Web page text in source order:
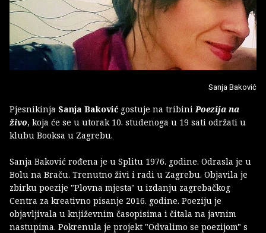
Sanja Baković
Pjesnikinja Sanja Baković gostuje na tribiniPoezija na
živo, koja će se u utorak 10. studenoga u 19 sati održati u
klubu Booksa u Zagrebu.
Sanja Baković rođena je u Splitu 1976. godine. Odrasla je u
Bolu na Braču. Trenutno živi i radi u Zagrebu. Objavila je
zbirku poezije "Plovna mjesta" u izdanju zagrebačkog
Centra za kreativno pisanje 2016. godine. Poeziju je
objavljivala u književnim časopisima i čitala na javnim
nastupima. Pokrenula je projekt "Odvalimo se poezijom" s